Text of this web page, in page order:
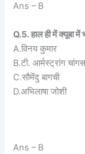
Ans – B
Q.5. हाल ही में क्यूबा
A.विनय कुमार
B.टी. आर्मस्ट्रांग
C.सौमेंदु बागची
D.अभिलाषा जोशी
Ans – B